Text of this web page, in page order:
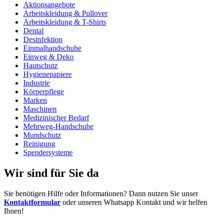
Aktionsangebote
Arbeitskleidung & Pullover
Arbeitskleidung & T-Shirts
Dental
Desinfektion
Einmalhandschuhe
Einweg & Deko
Hautschutz
Hygienepapiere
Industrie
Körperpflege
Marken
Maschinen
Medizinischer Bedarf
Mehrweg-Handschuhe
Mundschutz
Reinigung
Spendersysteme
Wir sind für Sie da
Sie benötigen Hilfe oder Informationen? Dann nutzen Sie unser
Kontaktformular oder unseren Whatsapp Kontakt und wir helfen
Ihnen!